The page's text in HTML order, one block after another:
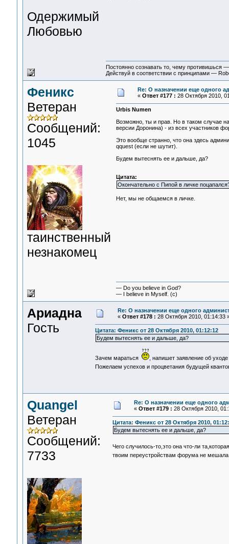
Одержимый
Любовью
Постоянно сознавать то, чему противишься
Действуй в соответствии с принципами —
Феникс
Ветеран
Сообщений:
1045
таинственный
незнакомец
Re: О назначении еще одного
« Ответ #177 : 28 Октября 2010,
Urbis Numen
Возможно, ты и прав. Но в таком случае
версии Доронина) - из всех участников
Это вообще странно, что она здесь
qquest (если не шутит).
Будем вытеснять ее и дальше, да?
Цитата:
Окончательно с Пипой в личке
Нет, мы не общаемся в личке.
— Do you believe in God?
— I believe in Myself. (c)
Ариадна
Гость
Re: О назначении еще одного
« Ответ #178 : 28 Октября 2010, 01:14:33
Цитата: Феникс от 28 Октября 2010, 01:12:12
Будем вытеснять ее и дальше, да?
Зачем мараться
, напишет заявление об
Пожелаем успехов и процветания будущей
Quangel
Ветеран
Сообщений:
7733
Re: О назначении еще одного
« Ответ #179 : 28 Октября 2010,
Цитата: Феникс от 28 Октября 2010,
Будем вытеснять ее и дальше, да?
Чего случилось-то,это она что-ли
твоим переустройствам форума не